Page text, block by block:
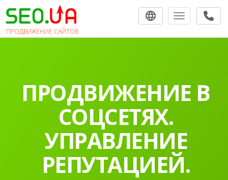
ПРОДВИЖЕНИЕ САЙТОВ
Toggle
ПРОДВИЖЕНИЕ В
СОЦСЕТЯХ.
УПРАВЛЕНИЕ
РЕПУТАЦИЕЙ.